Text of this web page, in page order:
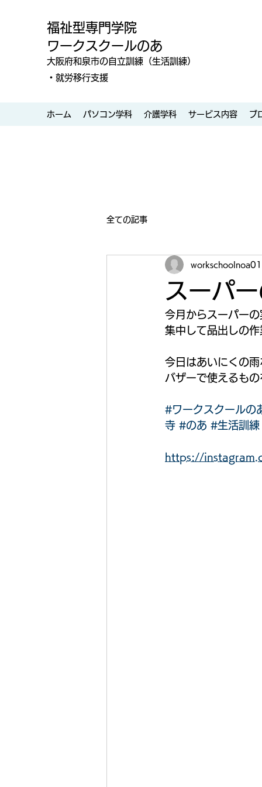
福祉型専門学院
ワークスクールのあ
大阪府和泉市の自立訓練（生活訓練）
・就労移行支援
ホーム パソコン学科 介護学科 サービス内容 ブ
全ての記事
スーパ
workschoolnoa01
今月からスーパー
集中して品出しの
今日はあいにくの
バザーで使えるも
#ワークスクールの
寺 #のあ #生活訓練
https://